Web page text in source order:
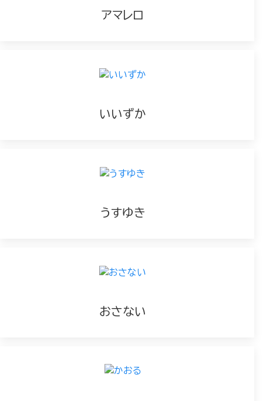
アマレロ
いいずか
うすゆき
おさない